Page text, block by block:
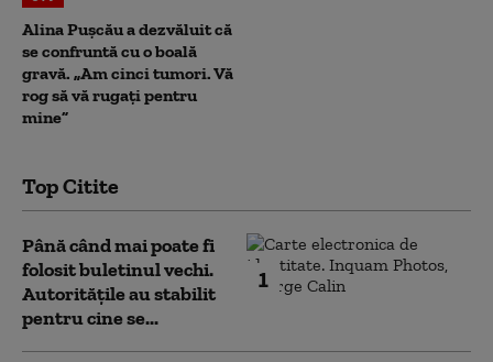
Alina Pușcău a dezvăluit că
se confruntă cu o boală
gravă. „Am cinci tumori. Vă
rog să vă rugați pentru
mine”
Top Citite
1
Până când mai poate fi
folosit buletinul vechi.
Autoritățile au stabilit
pentru cine se...